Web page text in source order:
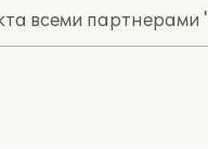
всеми партнерами